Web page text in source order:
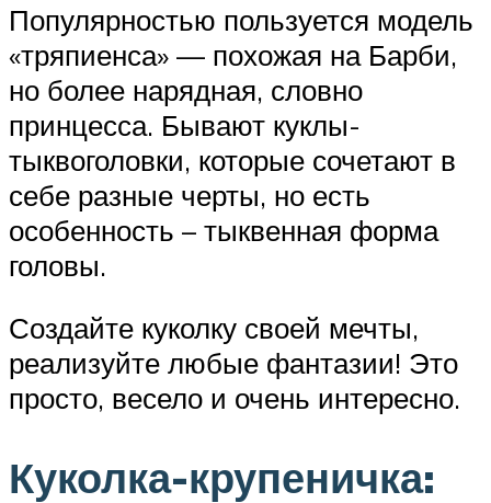
Популярностью пользуется модель
«тряпиенса» — похожая на Барби,
но более нарядная, словно
принцесса. Бывают куклы-
тыквоголовки, которые сочетают в
себе разные черты, но есть
особенность – тыквенная форма
головы.
Создайте куколку своей мечты,
реализуйте любые фантазии! Это
просто, весело и очень интересно.
Куколка-крупеничка: